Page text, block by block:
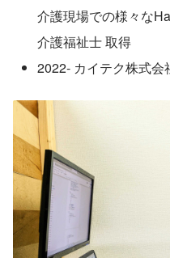
介護現場での様々な
介護福祉士 取得
2022- カイテク株式会